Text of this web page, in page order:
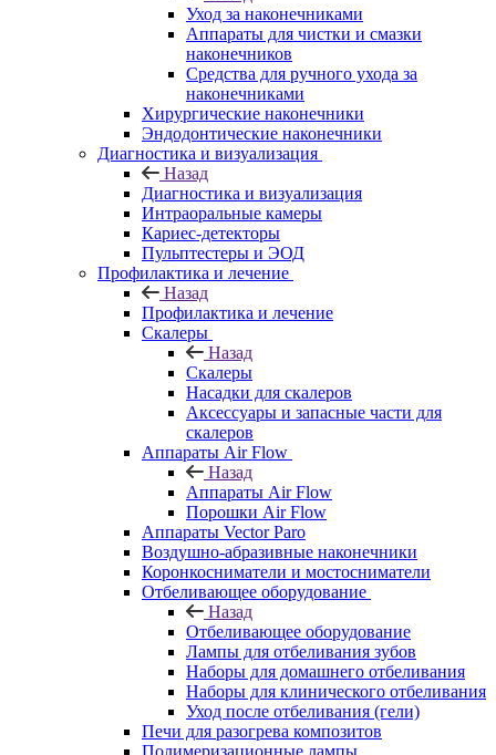
Уход за наконечниками
Аппараты для чистки и смазки
наконечников
Средства для ручного ухода за
наконечниками
Хирургические наконечники
Эндодонтические наконечники
Диагностика и визуализация
Назад
Диагностика и визуализация
Интраоральные камеры
Кариес-детекторы
Пульптестеры и ЭОД
Профилактика и лечение
Назад
Профилактика и лечение
Скалеры
Назад
Скалеры
Насадки для скалеров
Аксессуары и запасные части для
скалеров
Аппараты Air Flow
Назад
Аппараты Air Flow
Порошки Air Flow
Аппараты Vector Paro
Воздушно-абразивные наконечники
Коронкосниматели и мостосниматели
Отбеливающее оборудование
Назад
Отбеливающее оборудование
Лампы для отбеливания зубов
Наборы для домашнего отбеливания
Наборы для клинического отбеливания
Уход после отбеливания (гели)
Печи для разогрева композитов
Полимеризационные лампы